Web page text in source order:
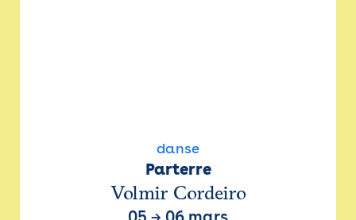
danse
Parterre
Volmir Cordeiro